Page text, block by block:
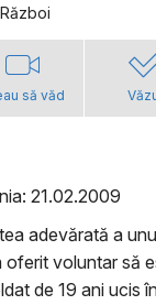
să văd
21.02.2009
adevărată a
oferit voluntar să
de 19 ani ucis